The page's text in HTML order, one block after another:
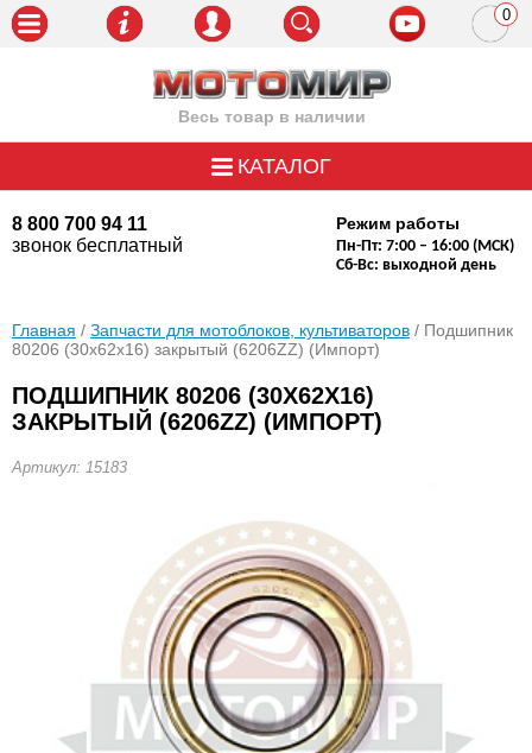
Весь товар в наличии
8 800 700 94 11
звонок бесплатный
Режим работы
Пн-Пт: 7:00 – 16:00 (МСК)
Сб-Вс: выходной день
0
КАТАЛОГ
Главная / Запчасти для мотоблоков, культиваторов / Подшипник
80206 (30x62x16) закрытый (6206ZZ) (Импорт)
ПОДШИПНИК 80206 (30X62X16)
ЗАКРЫТЫЙ (6206ZZ) (ИМПОРТ)
Артикул: 15183